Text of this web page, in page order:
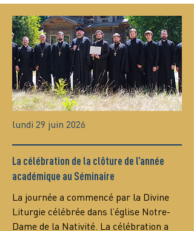
lundi 29 juin 2026
La célébration de la clôture de l’année
académique au Séminaire
La journée a commencé par la Divine
Liturgie célébrée dans l’église Notre-
Dame de la Nativité. La célébration a